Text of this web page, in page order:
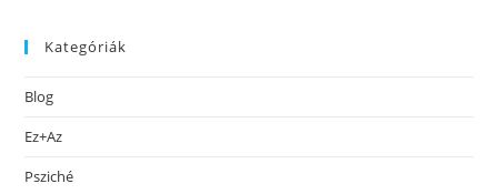
Kategóriák
Blog
Ez+Az
Psziché